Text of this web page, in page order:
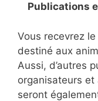
Publications
Vous recevrez
destiné aux
Aussi, d’autres
organisateurs et
seront